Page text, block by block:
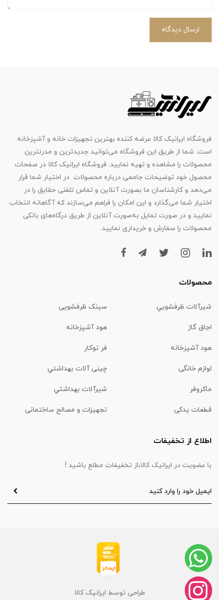
ارسال دیدگاه
فروشگاه ایرانیک کالا عرضه کننده بهترین تجهیزات خانه و آشپزخانه
است. شما از طریق این فروشگاه می‌توانید جدیدترین و مدرنترین
محصولات را مشاهده و تهیه نمایید. فروشگاه ایرانیک کالا در صفحات
محصول خود توضیحات جامعی درباره محصولات در اختیار شما قرار
می‌دهد و کارشناسان ما بصورت آنلاین و تماس تلفنی حقایق را در
اختیار شما می‌گذارد و این امکان را فراهم می‌سازند که آگاهانه انتخاب
نمایید و در صورت تمایل به‌صورت آنلاین از طریق درگاه‌های بانکی
محصولات را سفارش و خریداری نمایید.
محصولات
شیرآلات ظرفشويي سینک ظرفشویی
اجاق گاز هود آشپزخانه
هود آشپزخانه فر توکار
لوازم خانگی چینی آلات بهداشتي
ماكروفر شیرآلات بهداشتي
قطعات یدکی تجهیزات و مصالح ساختمانی
اطلاع از تخفیفات
با عضویت در ایرانیک کالا،از تخفیفات مطلع باشید !
طراحی توسط ایرانیک کالا